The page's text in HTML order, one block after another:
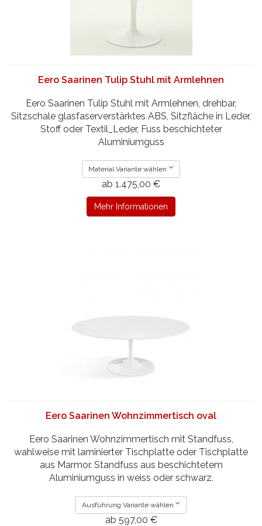
Eero Saarinen Tulip Stuhl mit Armlehnen
Eero Saarinen Tulip Stuhl mit Armlehnen, drehbar,
Sitzschale glasfaserverstärktes ABS, Sitzfläche in Leder,
Stoff oder Textil_Leder, Fuss beschichteter
Aluminiumguss
Material Variante wählen
ab 1.475,00 €
Mehr Informationen
Eero Saarinen Wohnzimmertisch oval
Eero Saarinen Wohnzimmertisch mit Standfuss,
wahlweise mit laminierter Tischplatte oder Tischplatte
aus Marmor. Standfuss aus beschichtetem
Aluminiumguss in weiss oder schwarz.
Ausführung Variante wählen
ab 597,00 €